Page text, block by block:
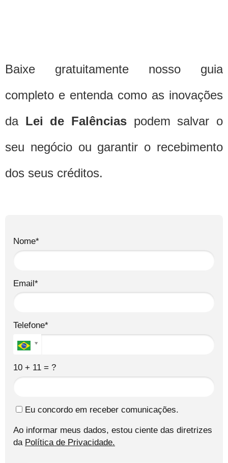
Baixe gratuitamente nosso guia
completo e entenda como as inovações
da Lei de Falências podem salvar o
seu negócio ou garantir o recebimento
dos seus créditos.
Nome*
Email*
Telefone*
10 + 11 = ?
Eu concordo em receber comunicações.
Ao informar meus dados, estou ciente das diretrizes
da Política de Privacidade.